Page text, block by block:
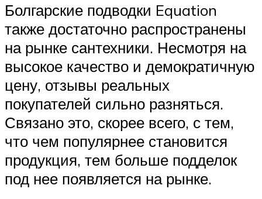
Болгарские подводки Equation
также достаточно распространены
на рынке сантехники. Несмотря на
высокое качество и демократичную
цену, отзывы реальных
покупателей сильно разняться.
Связано это, скорее всего, с тем,
что чем популярнее становится
продукция, тем больше подделок
под нее появляется на рынке.